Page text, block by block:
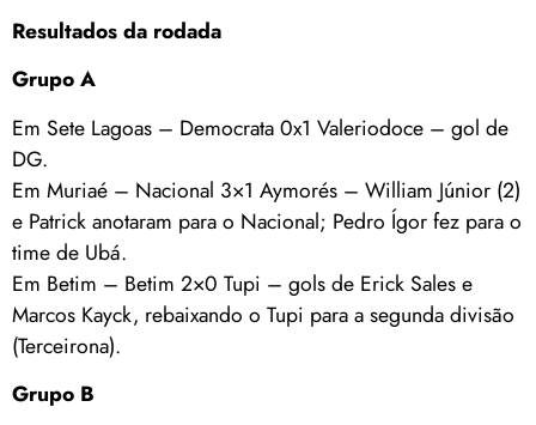
Resultados da rodada
Grupo A
Em Sete Lagoas – Democrata 0x1 Valeriodoce – gol de
DG.
Em Muriaé – Nacional 3×1 Aymorés – William Júnior (2)
e Patrick anotaram para o Nacional; Pedro Ígor fez para o
time de Ubá.
Em Betim – Betim 2×0 Tupi – gols de Erick Sales e
Marcos Kayck, rebaixando o Tupi para a segunda divisão
(Terceirona).
Grupo B